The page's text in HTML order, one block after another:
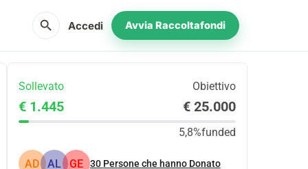
search Accedi Avvia Raccoltafondi
Sollevato Obiettivo
€ 1.445 € 25.000
5,8%funded
AD AL GE 30 Persone che hanno Donato